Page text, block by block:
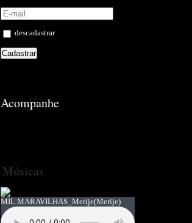
descadastrar
Acompanhe
Músicas
MIL MARAVILHAS_Merije(Merije)